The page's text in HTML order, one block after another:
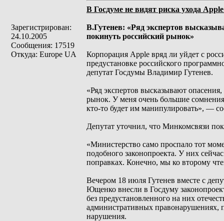
Зарегистрирован:
24.10.2005
Сообщения: 17519
Откуда: Europe UA
В Госдуме не видят риска ухода
В.Гутенев: «Ряд экспертов
покинуть российский рынок»
Корпорация Apple вряд ли уйдет с
предустановке российского
депутат Госдумы Владимир Гутенев.
«Ряд экспертов высказывают
рынок. У меня очень большие
кто-то будет им манипулировать», —
Депутат уточнил, что Минкомсвязи
«Министерство само проспало тот
подобного законопроекта. У них
поправках. Конечно, мы ко второму
Вечером 18 июля Гутенев вместе с
Ющенко внесли в Госдуму
без предустановленного на них
административных правонарушениях,
нарушения.